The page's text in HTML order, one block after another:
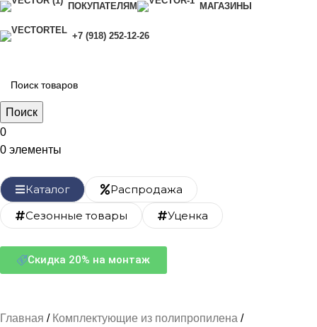
ПОКУПАТЕЛЯМ МАГАЗИНЫ
+7 (918) 252-12-26
Поиск
0
0 элементы
Каталог
Распродажа
Сезонные товары
Уценка
Скидка 20% на монтаж
Главная
Комплектующие из полипропилена